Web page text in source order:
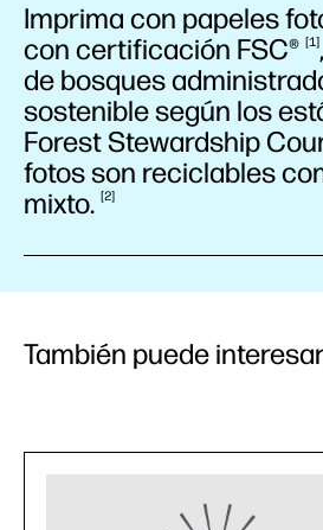
Imprima con papeles
con certificación FSC® 1
de bosques
sostenible según los
Forest Stewardship
fotos son reciclables
mixto.
2
También puede